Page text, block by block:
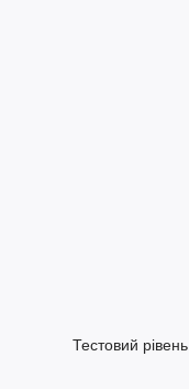
Тестовий рівень